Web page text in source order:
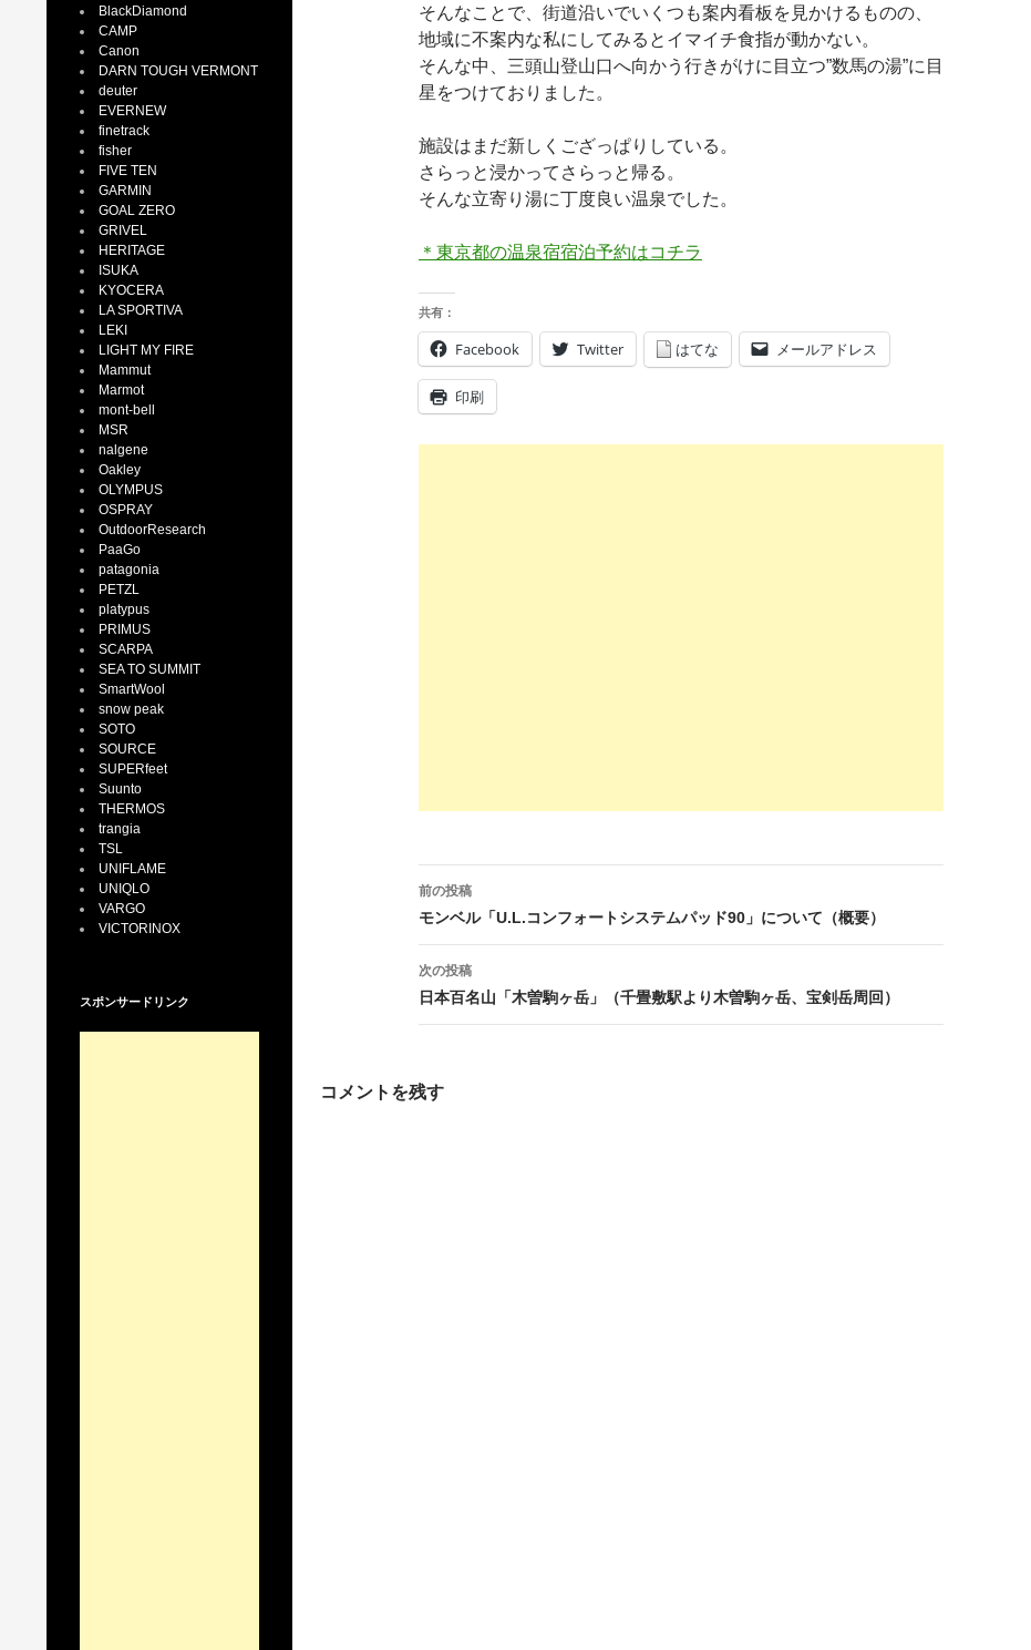
そんなことで、街道沿いでいくつも案内看板を見かけるものの、
地域に不案内な私にしてみるとイマイチ食指が動かない。
そんな中、三頭山登山口へ向かう行きがけに目立つ”数馬の湯”に目
星をつけておりました。
施設はまだ新しくござっぱりしている。
さらっと浸かってさらっと帰る。
そんな立寄り湯に丁度良い温泉でした。
＊東京都の温泉宿宿泊予約はコチラ
共有：
Facebook Twitter はてな メールアドレス
印刷
投
稿
ナ
ビ
ー
前の投稿
モンベル「U.L.コンフォートシステムパッド90」について（概要）
次の投稿
日本百名山「木曽駒ヶ岳」（千畳敷駅より木曽駒ヶ岳、宝剣岳周回）
コメントを残す
BlackDiamond
CAMP
Canon
DARN TOUGH VERMONT
deuter
EVERNEW
finetrack
fisher
FIVE TEN
GARMIN
GOAL ZERO
GRIVEL
HERITAGE
ISUKA
KYOCERA
LA SPORTIVA
LEKI
LIGHT MY FIRE
Mammut
Marmot
mont-bell
MSR
nalgene
Oakley
OLYMPUS
OSPRAY
OutdoorResearch
PaaGo
patagonia
PETZL
platypus
PRIMUS
SCARPA
SEA TO SUMMIT
SmartWool
snow peak
SOTO
SOURCE
SUPERfeet
Suunto
THERMOS
trangia
TSL
UNIFLAME
UNIQLO
VARGO
VICTORINOX
スポンサードリンク